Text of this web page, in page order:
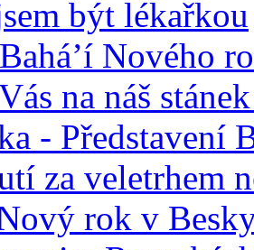
být lékařkou
Nového
na náš
- Představení
za veletrhem
rok v